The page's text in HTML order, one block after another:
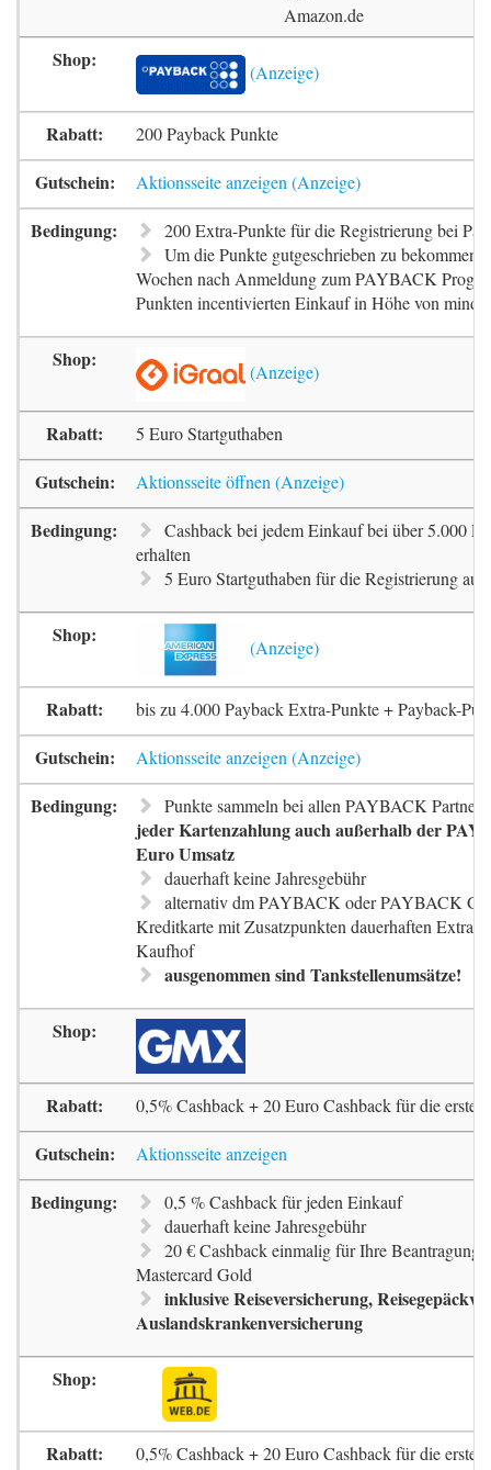
Amazon.de
200 Payback Punkte
Aktionsseite anzeigen
200 Extra-Punkte für die Registrierung bei
Um die Punkte gutgeschrieben zu bekommen,
Wochen nach Anmeldung zum PAYBACK
Punkten incentivierten Einkauf in Höhe von
5 Euro Startguthaben
Aktionsseite öffnen
Cashback bei jedem Einkauf bei über 5.000
erhalten
5 Euro Startguthaben für die Registrierung
bis zu 4.000 Payback Extra-Punkte + Payback-
Aktionsseite anzeigen
Punkte sammeln bei allen PAYBACK
jeder Kartenzahlung auch außerhalb der
Euro Umsatz
dauerhaft keine Jahresgebühr
alternativ dm PAYBACK oder PAYBACK
Kreditkarte mit Zusatzpunkten dauerhaften Extra-
Kaufhof
ausgenommen sind Tankstellenumsätze!
0,5% Cashback + 20 Euro Cashback für die erste
Aktionsseite anzeigen
0,5 % Cashback für jeden Einkauf
dauerhaft keine Jahresgebühr
20 € Cashback einmalig für Ihre Beantragung
Mastercard Gold
inklusive Reiseversicherung,
Auslandskrankenversicherung
0,5% Cashback + 20 Euro Cashback für die erste